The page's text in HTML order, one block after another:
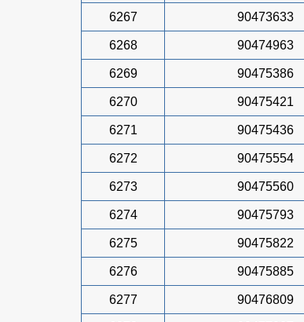
6267 90473633
6268 90474963
6269 90475386
6270 90475421
6271 90475436
6272 90475554
6273 90475560
6274 90475793
6275 90475822
6276 90475885
6277 90476809